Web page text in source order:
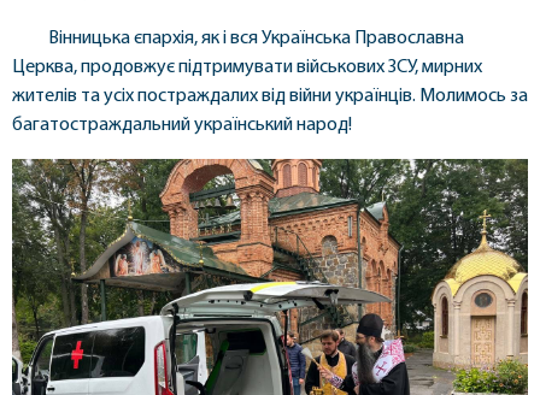
Вінницька єпархія, як і вся Українська Православна
Церква, продовжує підтримувати військових ЗСУ, мирних
жителів та усіх постраждалих від війни українців. Молимось за
багатостраждальний український народ!